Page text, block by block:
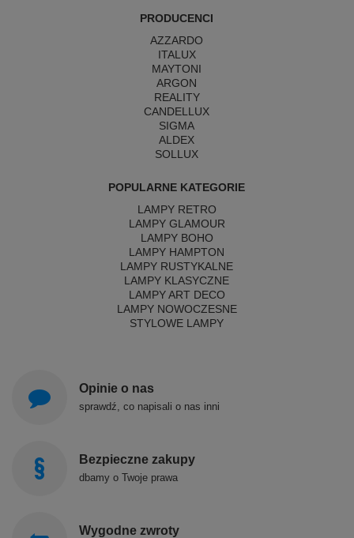
PRODUCENCI
AZZARDO
ITALUX
MAYTONI
ARGON
REALITY
CANDELLUX
SIGMA
ALDEX
SOLLUX
POPULARNE KATEGORIE
LAMPY RETRO
LAMPY GLAMOUR
LAMPY BOHO
LAMPY HAMPTON
LAMPY RUSTYKALNE
LAMPY KLASYCZNE
LAMPY ART DECO
LAMPY NOWOCZESNE
STYLOWE LAMPY
Opinie o nas
sprawdź, co napisali o nas inni
Bezpieczne zakupy
dbamy o Twoje prawa
Wygodne zwroty